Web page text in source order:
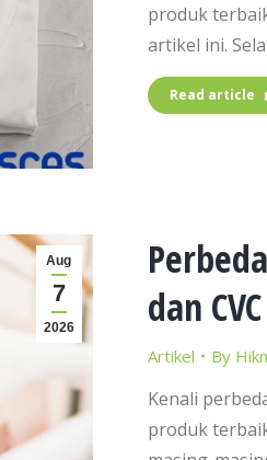
produk
artikel ini.
Read article
Aug
7
2026
dan CVC
Artikel By
Kenali
produk